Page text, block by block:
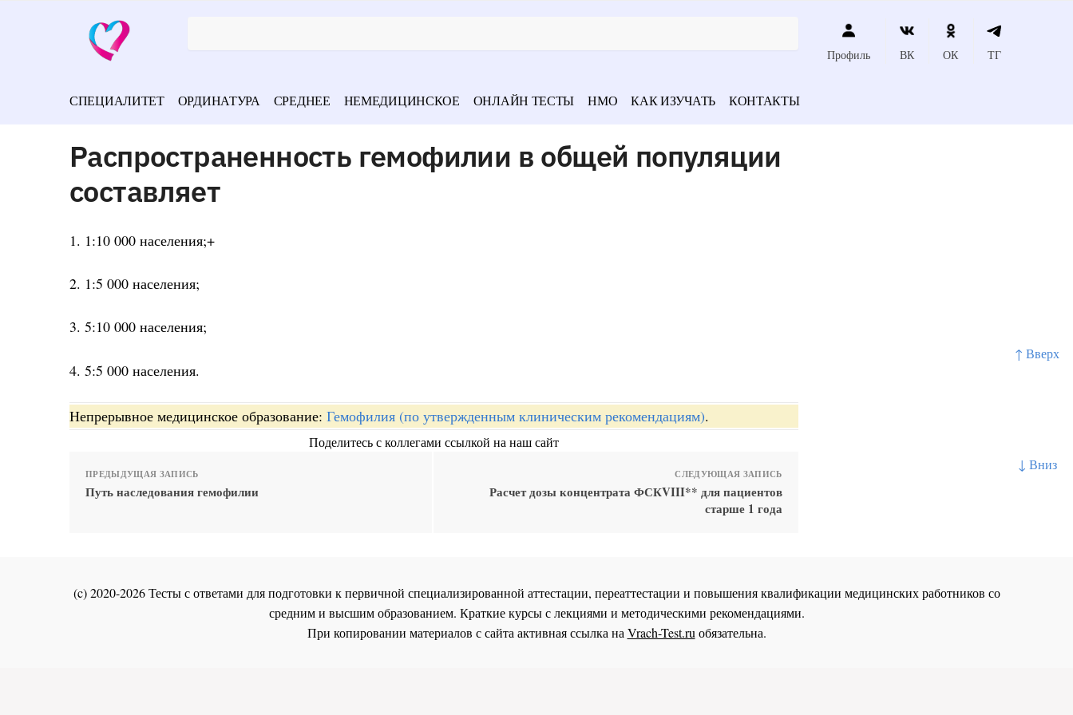
↑ Вверх
↓ Вниз
Профиль ВК ОК ТГ
СПЕЦИАЛИТЕТ ОРДИНАТУРА СРЕДНЕЕ НЕМЕДИЦИНСКОЕ ОНЛАЙН ТЕСТЫ НМО КАК ИЗУЧАТЬ КОНТАКТЫ
Распространенность гемофилии в общей популяции
составляет
1. 1:10 000 населения;+
2. 1:5 000 населения;
3. 5:10 000 населения;
4. 5:5 000 населения.
Непрерывное медицинское образование: Гемофилия (по утвержденным клиническим рекомендациям).
Поделитесь с коллегами ссылкой на наш сайт
ПРЕДЫДУЩАЯ ЗАПИСЬ
Путь наследования гемофилии
СЛЕДУЮЩАЯ ЗАПИСЬ
Расчет дозы концентрата ФСКVIII** для пациентов
старше 1 года
(c) 2020-2026 Тесты с ответами для подготовки к первичной специализированной аттестации, переаттестации и повышения квалификации медицинских работников со
средним и высшим образованием. Краткие курсы с лекциями и методическими рекомендациями.
При копировании материалов с сайта активная ссылка наVrach-Test.ruобязательна.